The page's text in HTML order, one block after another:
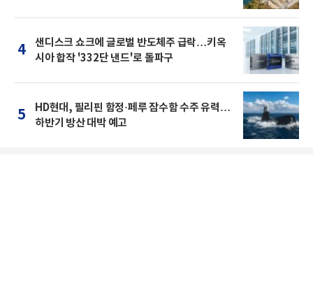
4
샌디스크 쇼크에 글로벌 반도체주 급락…키옥
시아 합작 '332단 낸드'로 돌파구
5
HD현대, 필리핀 함정·페루 잠수함 수주 유력…
하반기 방산 대박 예고